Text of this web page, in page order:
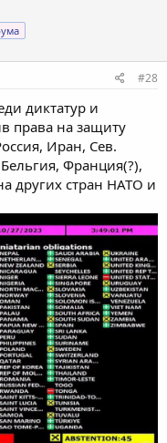
#28
диктатур и
права на защиту
Иран, Сев.
Франция(?),
других стран НАТО и